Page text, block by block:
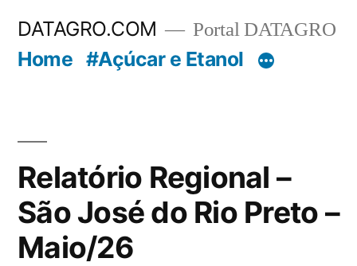
DATAGRO.COM Portal DATAGRO
Home #Açúcar e Etanol
Relatório Regional –
São José do Rio Preto –
Maio/26